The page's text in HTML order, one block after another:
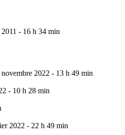
- 16 h 34 min
novembre 2022 - 13 h 49 min
- 10 h 28 min
2022 - 22 h 49 min